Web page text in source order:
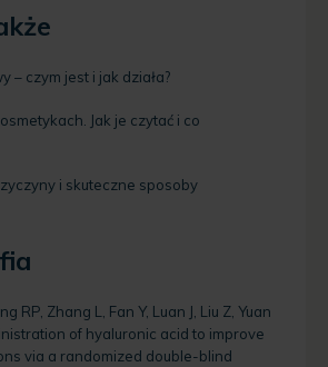
– czym jest i jak działa?
Jak je czytać i co
i skuteczne sposoby
RP, Zhang L, Fan Y, Luan J, Liu Z, Yuan
of hyaluronic acid to improve
via a randomized double-blind